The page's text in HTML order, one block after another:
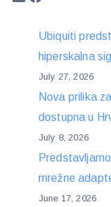
Ubiquiti
hiperskalna
July 27, 2026
Nova prilika
dostupna u
July 8, 2026
mrežne
June 17, 2026